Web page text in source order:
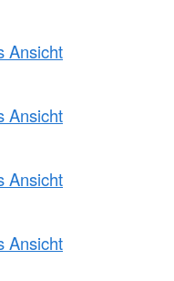
Ansicht
Ansicht
Ansicht
Ansicht